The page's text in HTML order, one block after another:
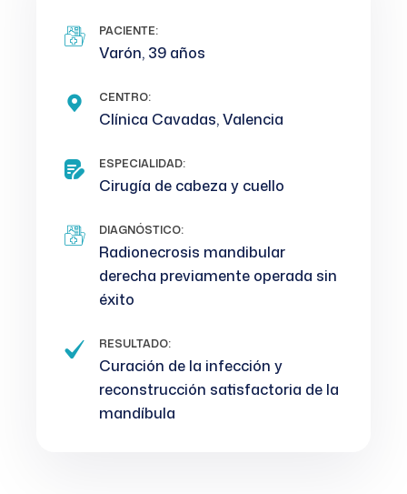
PACIENTE:
Varón, 39 años
CENTRO:
Clínica Cavadas, Valencia
ESPECIALIDAD:
Cirugía de cabeza y cuello
DIAGNÓSTICO:
Radionecrosis mandibular
derecha previamente operada sin
éxito
RESULTADO:
Curación de la infección y
reconstrucción satisfactoria de la
mandíbula